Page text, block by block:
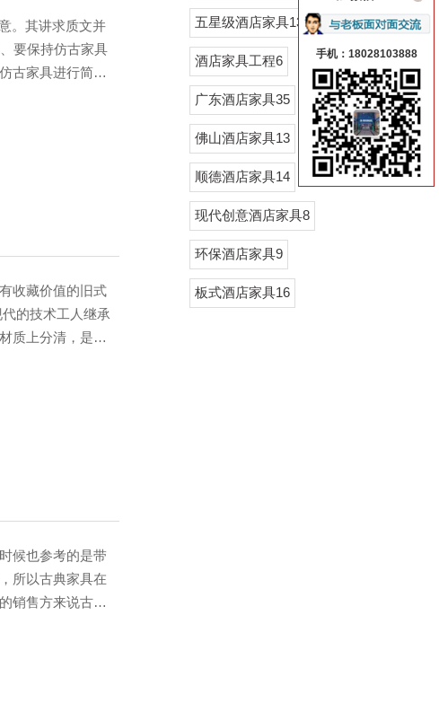
。其讲求质文并
要保持仿古家具
古家具进行简单
潮湿的地方。仿
藏价值的旧式
的技术工人继承
质上分清，是花
价格却很便宜，
候也参考的是带
所以古典家具在
销售方来说古典
休息的场所，而
五星级酒店家具13
酒店家具工程6
广东酒店家具35
佛山酒店家具13
顺德酒店家具14
现代创意酒店家具8
环保酒店家具9
板式酒店家具16
手机：18028103888